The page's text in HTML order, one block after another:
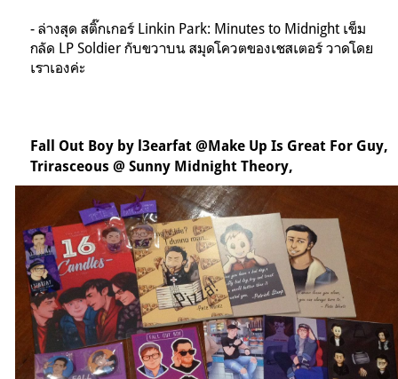
- ล่างสุด สติ๊กเกอร์ Linkin Park: Minutes to Midnight เข็ม
กลัด LP Soldier กับขวาบน สมุดโควตของเชสเตอร์ วาดโดย
เราเองค่ะ
Fall Out Boy by l3earfat @Make Up Is Great For Guy,
Trirasceous @ Sunny Midnight Theory,